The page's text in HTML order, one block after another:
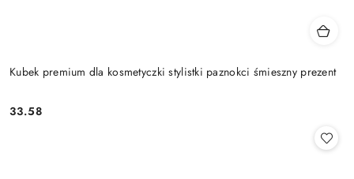
Kubek premium dla kosmetyczki stylistki paznokci śmieszny prezent
Cena:
33.58